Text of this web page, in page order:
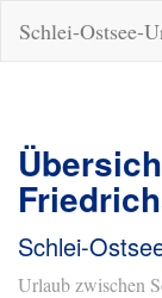
Schlei-Ostsee-
Schlei-
Urlaub zwischen